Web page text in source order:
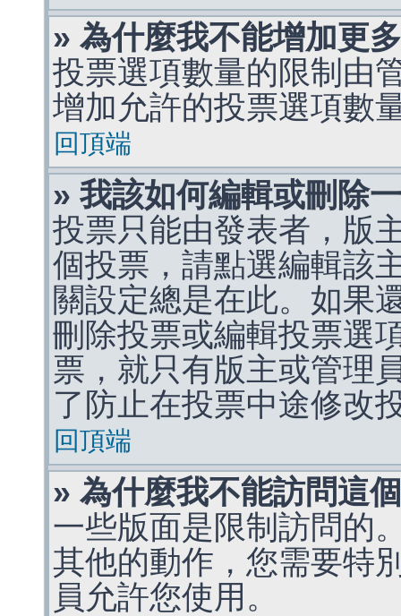
» 為什麼我不能增加更
投票選項數量的限制由
增加允許的投票選項數
回頂端
» 我該如何編輯或刪除
投票只能由發表者，版
個投票，請點選編輯該
關設定總是在此。如果
刪除投票或編輯投票選
票，就只有版主或管理
了防止在投票中途修改
回頂端
» 為什麼我不能訪問這
一些版面是限制訪問的
其他的動作，您需要特
員允許您使用。